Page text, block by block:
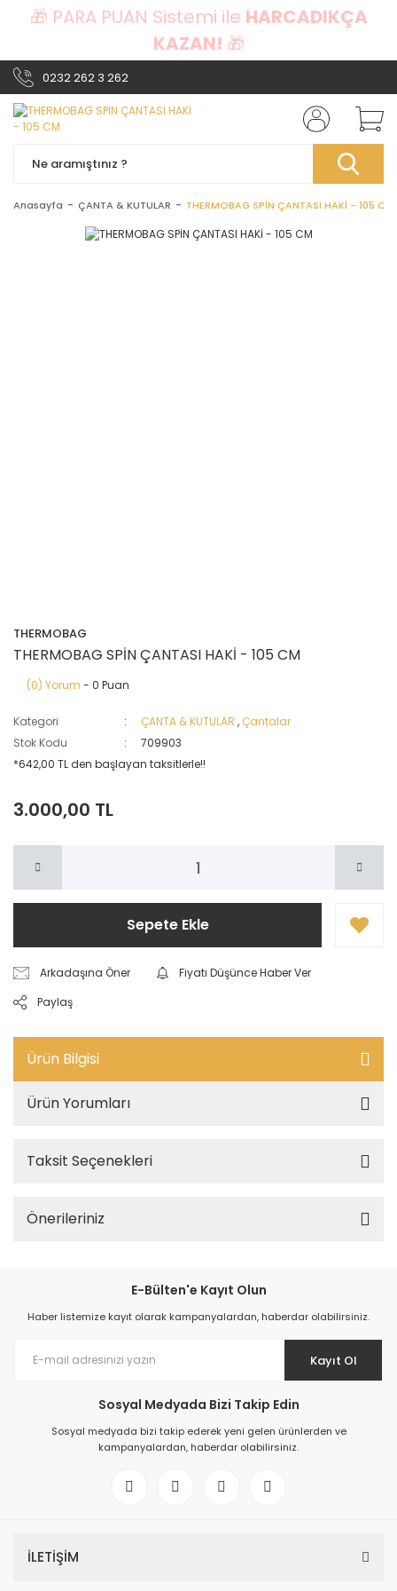
🎁 PARA PUAN Sistemi ile HARCADIKÇA
KAZAN! 🎁
0232 262 3 262
Anasayfa ÇANTA & KUTULAR THERMOBAG SPİN ÇANTASI HAKİ - 105 CM
THERMOBAG
THERMOBAG SPİN ÇANTASI HAKİ - 105 CM
(0) Yorum - 0 Puan
Kategori ÇANTA & KUTULAR , Çantalar
Stok Kodu
709903
*642,00 TL den başlayan taksitlerle!!
3.000,00 TL
Sepete Ekle
Arkadaşına Öner
Fiyatı Düşünce Haber Ver
Paylaş
Ürün Bilgisi
Ürün Yorumları
Taksit Seçenekleri
Önerileriniz
E-Bülten'e Kayıt Olun
Haber listemize kayıt olarak kampanyalardan, haberdar olabilirsiniz.
Kayıt Ol
Sosyal Medyada Bizi Takip Edin
Sosyal medyada bizi takip ederek yeni gelen ürünlerden ve
kampanyalardan, haberdar olabilirsiniz.
İLETİŞİM